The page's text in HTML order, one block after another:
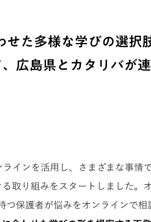
た多様な学びの選択
広島県とカタリバが連
インを活用し、さまざまな事情
取り組みをスタートしました。
つ保護者が悩みをオンラインで相